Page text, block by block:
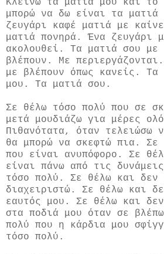
μπορώ να δω είναι τα ματιά
ζευγάρι καφέ ματιά με
ματιά πονηρά. Ένα ζευγάρι
ακολουθεί. Τα ματιά σου με
βλέπουν. Με
με βλέπουν όπως κανείς. Τα
μου. Τα ματιά σου.
Σε θέλω τόσο πολύ που σε
μετά μουδιάζω για μέρες
Πιθανότατα, όταν τελειώσω
θα μπορώ να σκεφτώ πια. Σε
που είναι ανυπόφορο. Σε
είναι πάνω από τις
τόσο πολύ. Σε θέλω και δεν
διαχειριστώ. Σε θέλω και
εαυτός μου. Σε θέλω και
στα ποδιά μου όταν σε
πολύ που η κάρδια μου
τόσο πολύ.